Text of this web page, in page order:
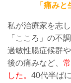
「痛み
私が治療家を志
「こころ」の不
過敏性腸症候群
後の痛みなど、
した。 40代半ば